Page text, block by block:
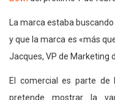
La marca estaba
y que la marca es «más
Jacques, VP de Marketing
El comercial es parte de
pretende mostrar la